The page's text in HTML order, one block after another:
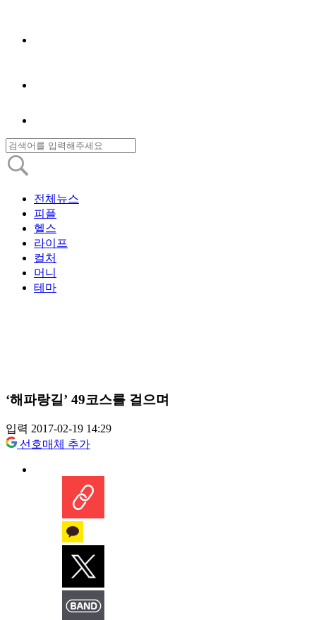
전체뉴스
피플
헬스
라이프
컬처
머니
테마
‘해파랑길’ 49코스를 걸으며
입력 2017-02-19 14:29
선호매체 추가